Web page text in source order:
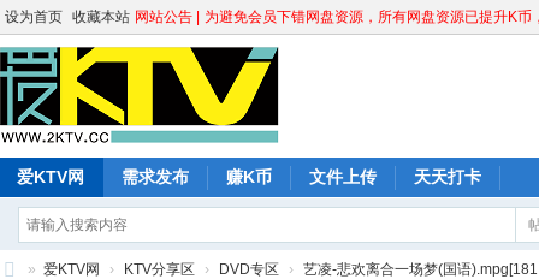
设为首页 收藏本站 网站公告 | 为避免会员下错网盘资源，所有网盘资源已提升K
爱KTV网 需求发布 赚K币 文件上传 天天打卡
» 爱KTV网 › KTV分享区 › DVD专区 › 艺凌-悲欢离合一场梦(国语